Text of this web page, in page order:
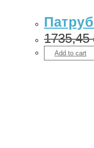
1735,45
Add to cart